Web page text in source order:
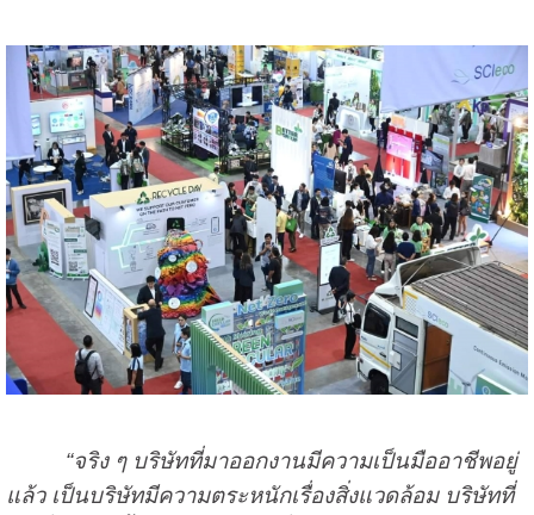
“จริง ๆ บริษัทที่มาออกงานมีความเป็นมืออาชีพอยู่
แล้ว เป็นบริษัทมีความตระหนักเรื่องสิ่งแวดล้อม บริษัทที่